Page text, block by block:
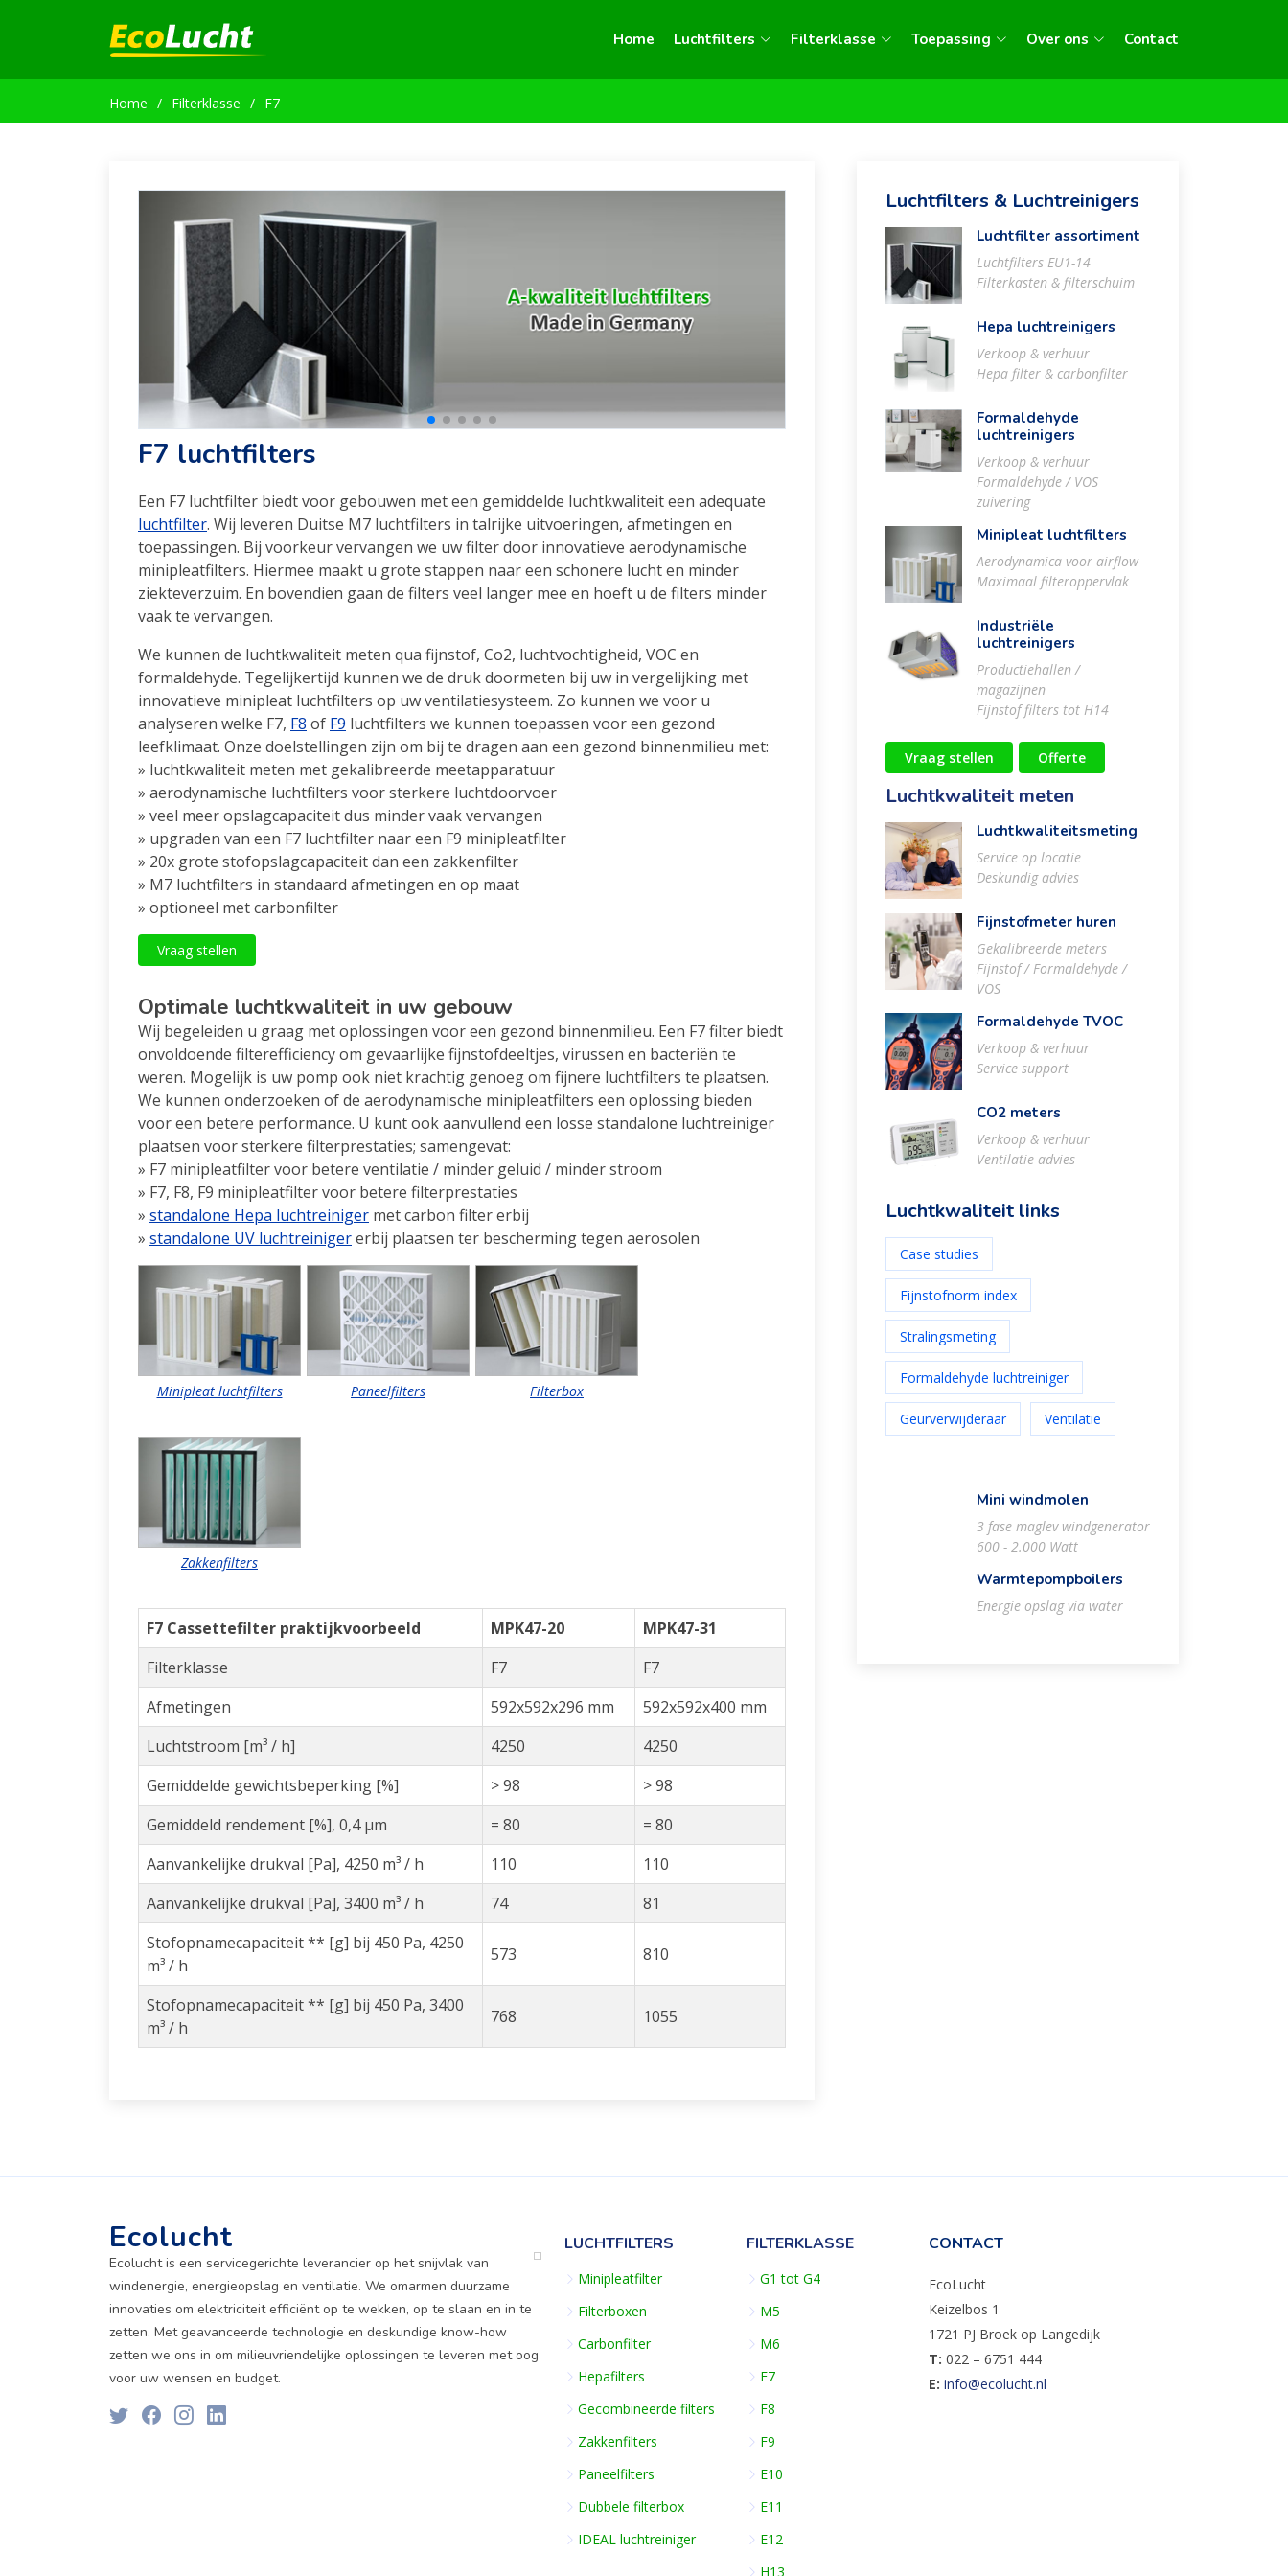
Home Luchtfilters Filterklasse Toepassing Over ons Contact
Home Filterklasse F7
F7 luchtfilters
Een F7 luchtfilter biedt voor gebouwen met een gemiddelde luchtkwaliteit een adequate
luchtfilter. Wij leveren Duitse M7 luchtfilters in talrijke uitvoeringen, afmetingen en
toepassingen. Bij voorkeur vervangen we uw filter door innovatieve aerodynamische
minipleatfilters. Hiermee maakt u grote stappen naar een schonere lucht en minder
ziekteverzuim. En bovendien gaan de filters veel langer mee en hoeft u de filters minder
vaak te vervangen.
We kunnen de luchtkwaliteit meten qua fijnstof, Co2, luchtvochtigheid, VOC en
formaldehyde. Tegelijkertijd kunnen we de druk doormeten bij uw in vergelijking met
innovatieve minipleat luchtfilters op uw ventilatiesysteem. Zo kunnen we voor u
analyseren welke F7, F8 of F9 luchtfilters we kunnen toepassen voor een gezond
leefklimaat. Onze doelstellingen zijn om bij te dragen aan een gezond binnenmilieu met:
» luchtkwaliteit meten met gekalibreerde meetapparatuur
» aerodynamische luchtfilters voor sterkere luchtdoorvoer
» veel meer opslagcapaciteit dus minder vaak vervangen
» upgraden van een F7 luchtfilter naar een F9 minipleatfilter
» 20x grote stofopslagcapaciteit dan een zakkenfilter
» M7 luchtfilters in standaard afmetingen en op maat
» optioneel met carbonfilter
Vraag stellen
Optimale luchtkwaliteit in uw gebouw
Wij begeleiden u graag met oplossingen voor een gezond binnenmilieu. Een F7 filter biedt
onvoldoende filterefficiency om gevaarlijke fijnstofdeeltjes, virussen en bacteriën te
weren. Mogelijk is uw pomp ook niet krachtig genoeg om fijnere luchtfilters te plaatsen.
We kunnen onderzoeken of de aerodynamische minipleatfilters een oplossing bieden
voor een betere performance. U kunt ook aanvullend een losse standalone luchtreiniger
plaatsen voor sterkere filterprestaties; samengevat:
» F7 minipleatfilter voor betere ventilatie / minder geluid / minder stroom
» F7, F8, F9 minipleatfilter voor betere filterprestaties
» standalone Hepa luchtreiniger met carbon filter erbij
» standalone UV luchtreinigererbij plaatsen ter bescherming tegen aerosolen
Minipleat luchtfilters Paneelfilters Filterbox
Zakkenfilters
F7 Cassettefilter praktijkvoorbeeld MPK47-20
MPK47-31
Filterklasse
F7
F7
Afmetingen
592x592x296 mm
592x592x400 mm
Luchtstroom [m³ / h]
4250
4250
Gemiddelde gewichtsbeperking [%]
> 98
> 98
Gemiddeld rendement [%], 0,4 µm
= 80
= 80
Aanvankelijke drukval [Pa], 4250 m³ / h
110
110
Aanvankelijke drukval [Pa], 3400 m³ / h
74
81
Stofopnamecapaciteit ** [g] bij 450 Pa, 4250
m³ / h
573 810
Stofopnamecapaciteit ** [g] bij 450 Pa, 3400
m³ / h
768 1055
Luchtfilters & Luchtreinigers
Luchtfilter assortiment
Luchtfilters EU1-14
Filterkasten & filterschuim
Hepa luchtreinigers
Verkoop & verhuur
Hepa filter & carbonfilter
Formaldehyde
luchtreinigers
Verkoop & verhuur
Formaldehyde / VOS
zuivering
Minipleat luchtfilters
Aerodynamica voor airflow
Maximaal filteroppervlak
Industriële
luchtreinigers
Productiehallen /
magazijnen
Fijnstof filters tot H14
Vraag stellen Offerte
Luchtkwaliteit meten
Luchtkwaliteitsmeting
Service op locatie
Deskundig advies
Fijnstofmeter huren
Gekalibreerde meters
Fijnstof / Formaldehyde /
VOS
Formaldehyde TVOC
Verkoop & verhuur
Service support
CO2 meters
Verkoop & verhuur
Ventilatie advies
Luchtkwaliteit links
Case studies
Fijnstofnorm index
Stralingsmeting
Formaldehyde luchtreiniger
Geurverwijderaar Ventilatie
Mini windmolen
3 fase maglev windgenerator
600 - 2.000 Watt
Warmtepompboilers
Energie opslag via water
Ecolucht
Ecolucht is een servicegerichte leverancier op het snijvlak van
windenergie, energieopslag en ventilatie. We omarmen duurzame
innovaties om elektriciteit efficiënt op te wekken, op te slaan en in te
zetten. Met geavanceerde technologie en deskundige know-how
zetten we ons in om milieuvriendelijke oplossingen te leveren met oog
voor uw wensen en budget.
LUCHTFILTERS
Minipleatfilter
Filterboxen
Carbonfilter
Hepafilters
Gecombineerde filters
Zakkenfilters
Paneelfilters
Dubbele filterbox
IDEAL luchtreiniger
FILTERKLASSE
G1 tot G4
M5
M6
F7
F8
F9
E10
E11
E12
H13
CONTACT
EcoLucht
Keizelbos 1
1721 PJ Broek op Langedijk
T: 022 – 6751 444
E: info@ecolucht.nl